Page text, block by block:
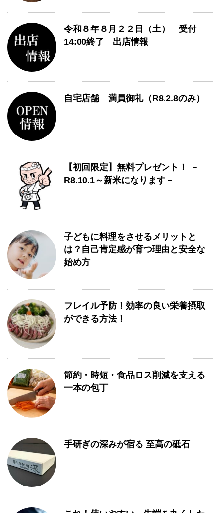
令和８年８月２２日（土） 受付
14:00終了 出店情報
自宅店舗 満員御礼（R8.2.8のみ）
【初回限定】無料プレゼント！ －
R8.10.1～新米になります－
子どもに料理をさせるメリットと
は？自己肯定感が育つ理由と安全な
始め方
フレイル予防！効率の良い栄養摂取
ができる方法！
節約・時短・食品ロス削減を支える
一本の包丁
手研ぎの深みが宿る 至高の砥石